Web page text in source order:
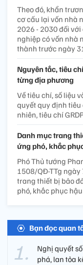
Theo đó, khẩn
cơ cấu lại vốn nhà
2026 - 2030 đối
nghiệp có vốn nhà
thành trước ngày
Nguyên tắc, tiêu
từng địa phương
Về tiêu chí, số liệu
quyết quy định tiêu
nhiên, tiêu chí
Danh mục trang
ứng phó, khắc
Phó Thủ tướng
1508/QĐ-TTg
trang thiết bị bảo
phó, khắc phục
Bạn đọc quan
Nghị quyết
phá, lan tỏa